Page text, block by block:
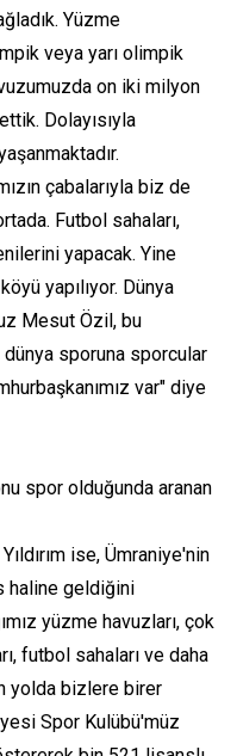
Yüzme
veya yarı olimpik
on iki milyon
Dolayısıyla
çabalarıyla biz de
Futbol sahaları,
yapacak. Yine
yapılıyor. Dünya
Mesut Özil, bu
sporuna sporcular
var" diye
spor olduğunda aranan
ise, Ümraniye'nin
haline geldiğini
yüzme havuzları, çok
futbol sahaları ve daha
yolda bizlere birer
Spor Kulübü'müz